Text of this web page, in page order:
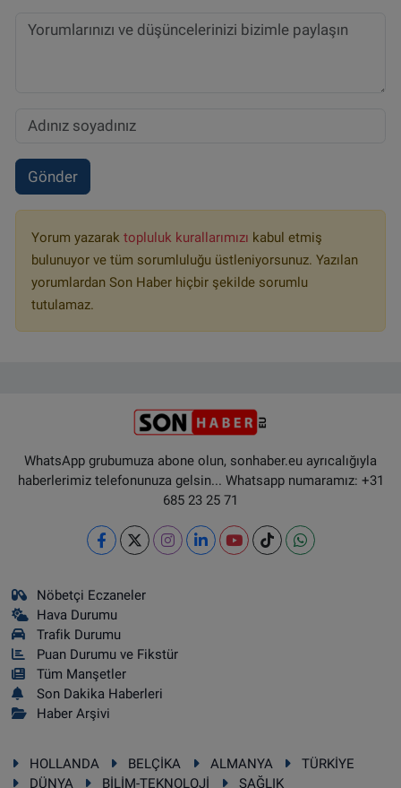
Gönder
Yorum yazarak topluluk kurallarımızı kabul etmiş
bulunuyor ve tüm sorumluluğu üstleniyorsunuz. Yazılan
yorumlardan Son Haber hiçbir şekilde sorumlu
tutulamaz.
WhatsApp grubumuza abone olun, sonhaber.eu ayrıcalığıyla
haberlerimiz telefonunuza gelsin... Whatsapp numaramız: +31
685 23 25 71
Nöbetçi Eczaneler
Hava Durumu
Trafik Durumu
Puan Durumu ve Fikstür
Tüm Manşetler
Son Dakika Haberleri
Haber Arşivi
HOLLANDA BELÇİKA ALMANYA
TÜRKİYE
DÜNYA
BİLİM-TEKNOLOJİ SAĞLIK